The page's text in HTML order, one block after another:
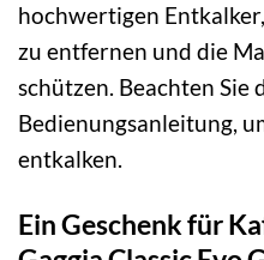
hochwertigen
zu entfernen und die
schützen. Beachten Sie
Bedienungsanleitung,
entkalken.
Ein Geschenk für